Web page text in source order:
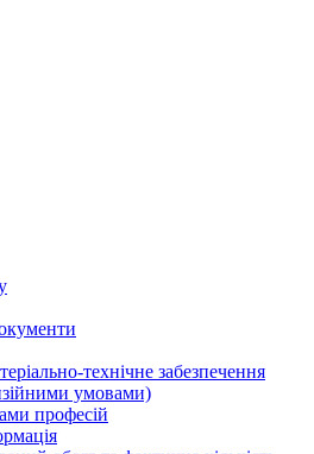
технічне забезпечення
умовами)
професій